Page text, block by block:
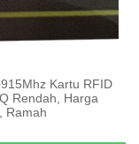
Kartu RFID
Rendah, Harga
Ramah